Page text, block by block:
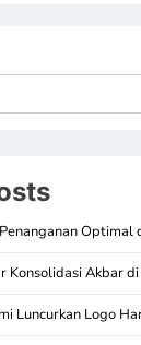
Optimal
Konsolidasi Akbar di
Luncurkan Logo